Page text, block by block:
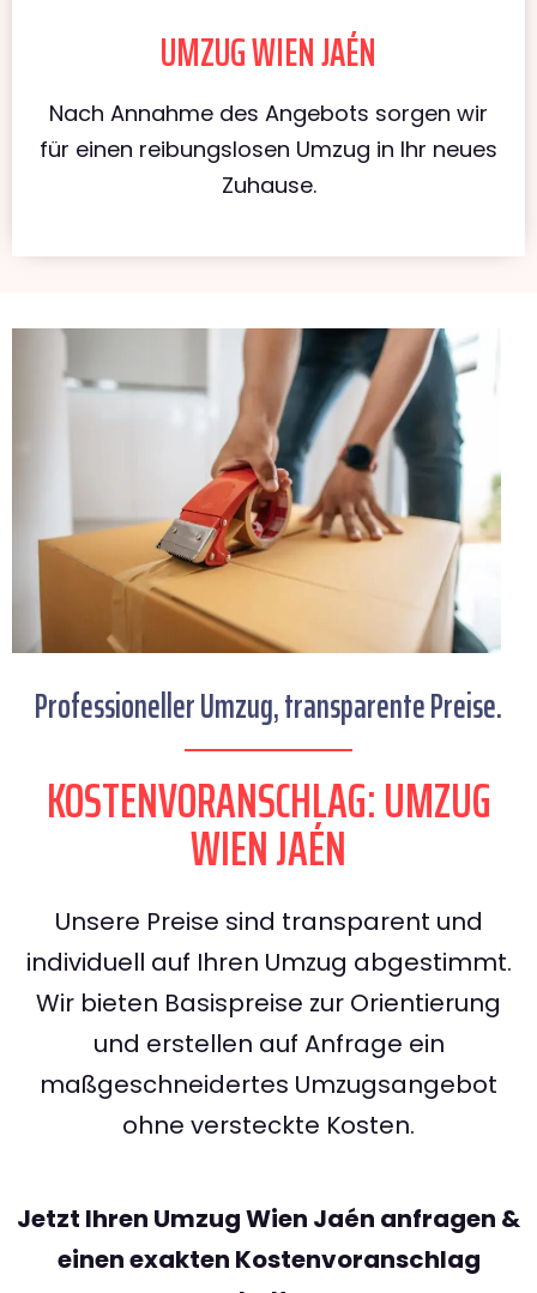
UMZUG WIEN JAÉN
Nach Annahme des Angebots sorgen wir
für einen reibungslosen Umzug in Ihr neues
Zuhause.
Professioneller Umzug, transparente Preise.
KOSTENVORANSCHLAG: UMZUG
WIEN JAÉN
Unsere Preise sind transparent und
individuell auf Ihren Umzug abgestimmt.
Wir bieten Basispreise zur Orientierung
und erstellen auf Anfrage ein
maßgeschneidertes Umzugsangebot
ohne versteckte Kosten.
Jetzt Ihren Umzug Wien Jaén anfragen &
einen exakten Kostenvoranschlag